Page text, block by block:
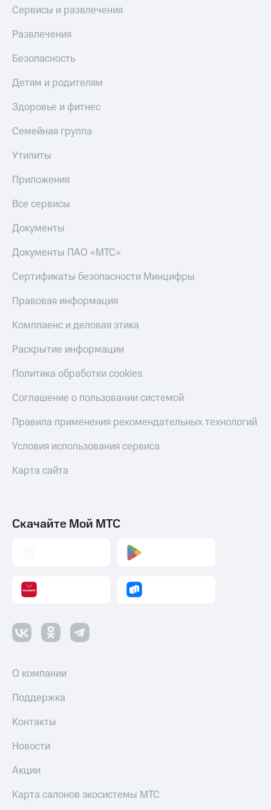
Сервисы и развлечения
Развлечения
Безопасность
Детям и родителям
Здоровье и фитнес
Семейная группа
Утилиты
Приложения
Все сервисы
Документы
Документы ПАО «МТС»
Сертификаты безопасности Минцифры
Правовая информация
Комплаенс и деловая этика
Раскрытие информации
Политика обработки cookies
Соглашение о пользовании системой
Правила применения рекомендательных технологий
Условия использования сервиса
Карта сайта
Скачайте Мой МТС
О компании
Поддержка
Контакты
Новости
Акции
Карта салонов экосистемы МТС